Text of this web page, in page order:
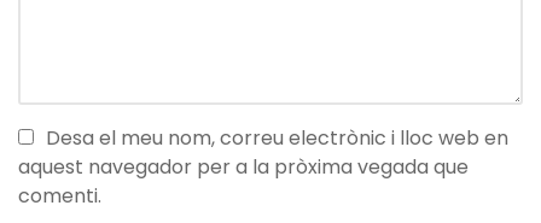
Desa el meu nom, correu electrònic i lloc web en
aquest navegador per a la pròxima vegada que
comenti.